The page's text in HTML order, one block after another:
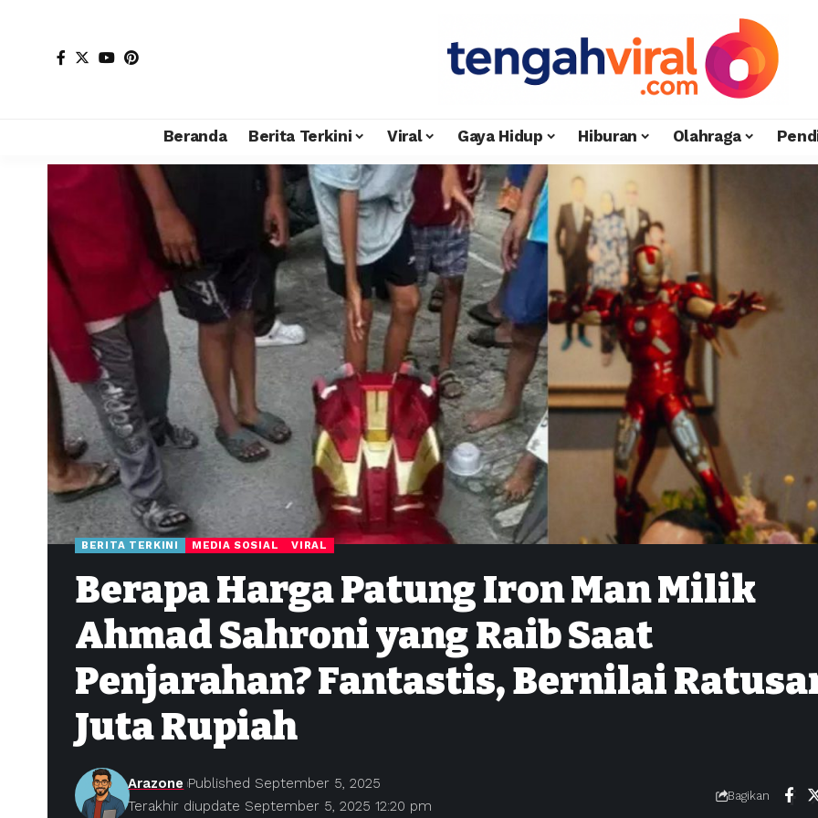
Beranda Berita Terkini Viral Gaya Hidup Hiburan Olahraga
BERITA TERKINI MEDIA SOSIAL VIRAL
Berapa Harga Patung Iron Man Milik
Ahmad Sahroni yang Raib Saat
Penjarahan? Fantastis, Bernilai
Juta Rupiah
Terakhir diupdate September 5, 2025 12:20 pm
Arazone Published September 5, 2025
Bagikan